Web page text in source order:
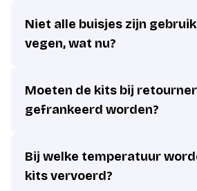
Niet alle buisjes zijn
vegen, wat nu?
Moeten de kits bij
gefrankeerd worden?
Bij welke temperatuur
kits vervoerd?